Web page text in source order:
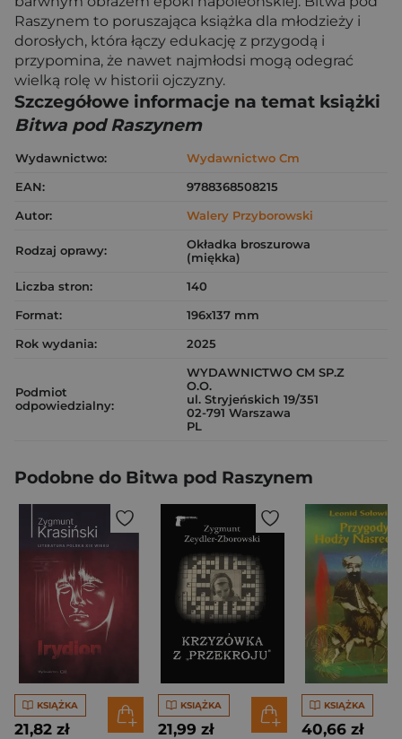
Raszynem to poruszająca książka dla młodzieży i
dorosłych, która łączy edukację z przygodą i
przypomina, że nawet najmłodsi mogą odegrać
wielką rolę w historii ojczyzny.
Szczegółowe informacje na temat książki
Bitwa pod Raszynem
Wydawnictwo:
Wydawnictwo Cm
EAN:
9788368508215
Autor:
Walery Przyborowski
Rodzaj oprawy:
Okładka broszurowa
(miękka)
Liczba stron:
140
Format:
196x137 mm
Rok wydania:
2025
Podmiot
odpowiedzialny:
WYDAWNICTWO CM SP.Z
O.O.
ul. Stryjeńskich 19/351
02-791 Warszawa
PL
Podobne do Bitwa pod Raszynem
KSIĄŻKA
21,82 zł
KSIĄŻKA
21,99 zł
KSIĄŻKA
40,66 zł